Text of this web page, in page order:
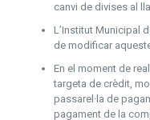
canvi de divises al
L’Institut Municipal
de modificar
En el moment de
targeta de crèdit,
passarel·la de
pagament de la